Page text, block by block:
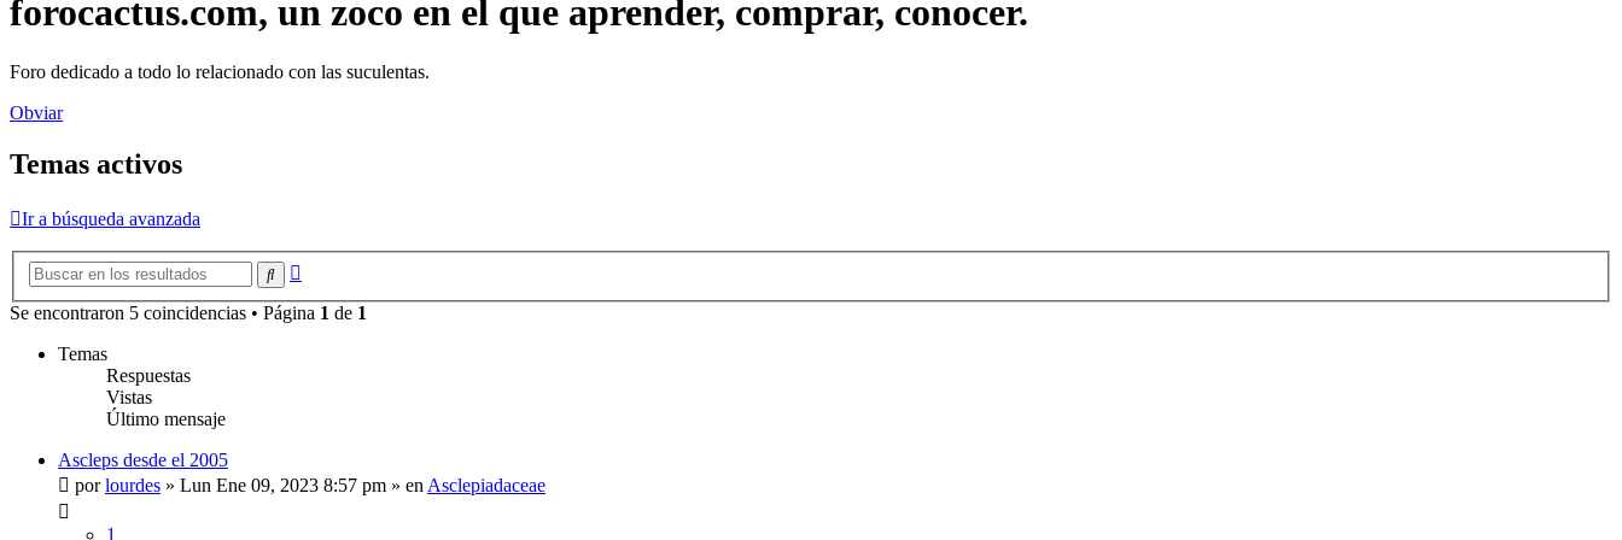
forocactus.com, un zoco en el que aprender, comprar, conocer.
Foro dedicado a todo lo relacionado con las suculentas.
Obviar
Temas activos
Ir a búsqueda avanzada
Buscar
Se encontraron 5 coincidencias • Página 1 de 1
Temas
Respuestas
Vistas
Último mensaje
Ascleps desde el 2005
porlourdes » Lun Ene 09, 2023 8:57 pm » en Asclepiadaceae
1